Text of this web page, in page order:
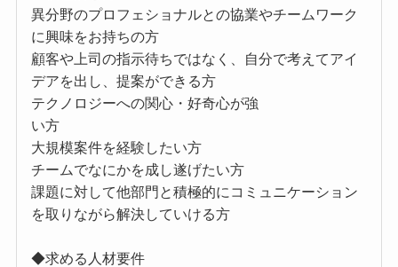
異分野のプロフェショナルとの協業やチームワーク
に興味をお持ちの方
顧客や上司の指示待ちではなく、自分で考えてアイ
デアを出し、提案ができる方
テクノロジーへの関心・好奇心が強
い方
大規模案件を経験したい方
チームでなにかを成し遂げたい方
課題に対して他部門と積極的にコミュニケーション
を取りながら解決していける方
◆求める人材要件